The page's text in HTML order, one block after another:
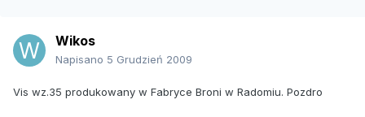
Wikos
Napisano 5 Grudzień 2009
Vis wz.35 produkowany w Fabryce Broni w Radomiu. Pozdro